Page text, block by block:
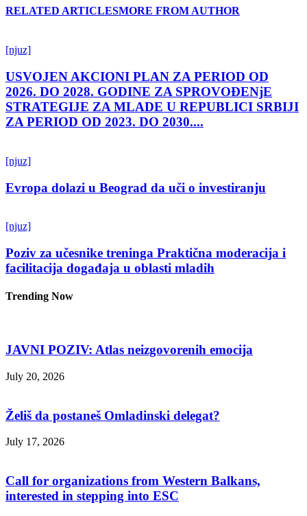
RELATED ARTICLESMORE FROM AUTHOR
[njuz]
USVOJEN AKCIONI PLAN ZA PERIOD OD
2026. DO 2028. GODINE ZA SPROVOĐENjE
STRATEGIJE ZA MLADE U REPUBLICI SRBIJI
ZA PERIOD OD 2023. DO 2030....
[njuz]
Evropa dolazi u Beograd da uči o investiranju
[njuz]
Poziv za učesnike treninga Praktična moderacija i
facilitacija događaja u oblasti mladih
Trending Now
JAVNI POZIV: Atlas neizgovorenih emocija
July 20, 2026
Želiš da postaneš Omladinski delegat?
July 17, 2026
Call for organizations from Western Balkans,
interested in stepping into ESC